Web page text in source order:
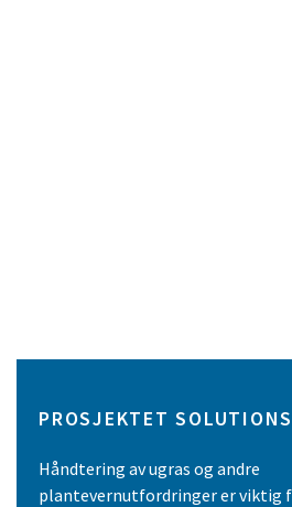
PROSJEKTET SOLUTIONS
Håndtering av ugras og andre
plantevernutfordringer er viktig